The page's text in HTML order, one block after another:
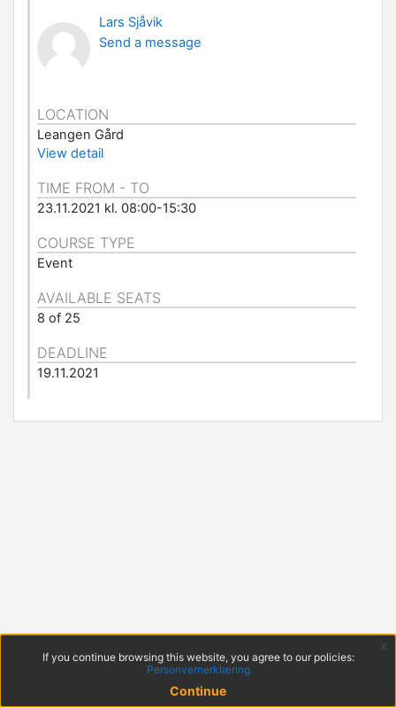
Lars Sjåvik
Send a message
LOCATION
Leangen Gård
View detail
TIME FROM - TO
23.11.2021 kl. 08:00-15:30
COURSE TYPE
Event
AVAILABLE SEATS
8 of 25
DEADLINE
19.11.2021
If you continue browsing this website, you agree to our policies:
Personvernerklæring
Continue
x